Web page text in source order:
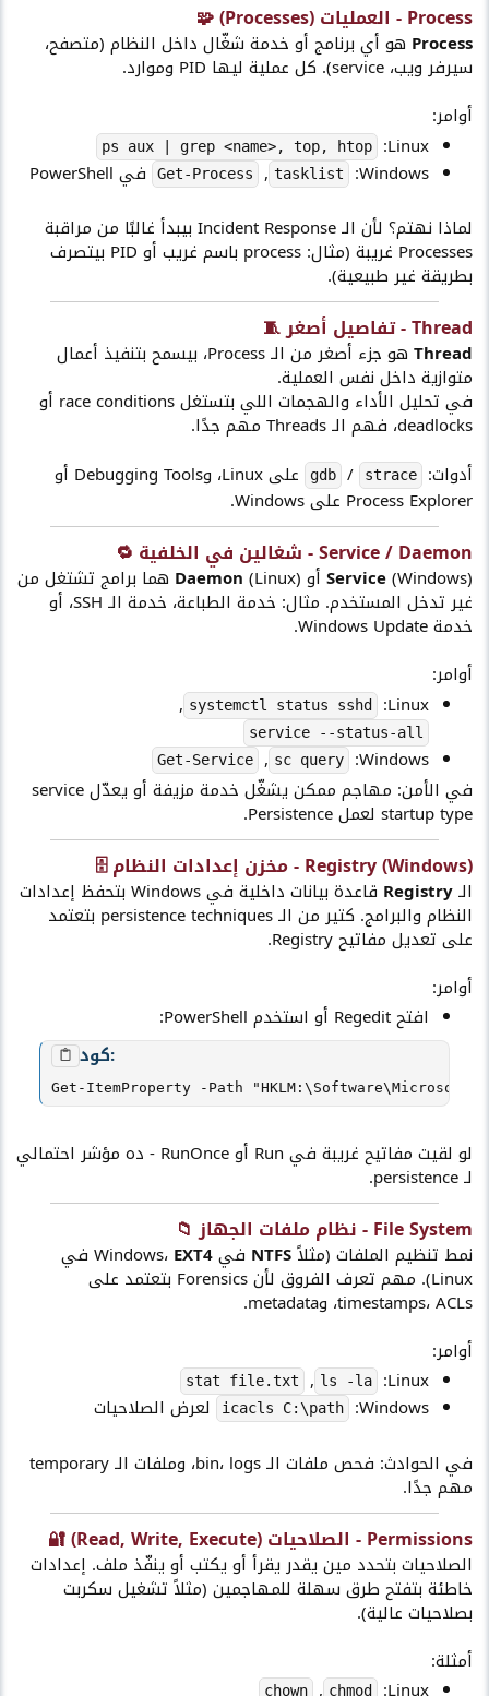
Process - العمليات (Processes) 🧩​
Process هو أي برنامج أو خدمة شغّال داخل النظام (متصفح،
سيرفر ويب، service). كل عملية ليها PID وموارد.
أوامر:
Linux:
ps aux | grep <name>, top, htop
Windows:
tasklist
,
Get-Process
في PowerShell
لماذا نهتم؟ لأن الـ Incident Response بيبدأ غالبًا من مراقبة
Processes غريبة (مثال: process باسم غريب أو PID بيتصرف
بطريقة غير طبيعية).
Thread - تفاصيل أصغر 🧵​
Thread هو جزء أصغر من الـ Process، بيسمح بتنفيذ أعمال
متوازية داخل نفس العملية.
في تحليل الأداء والهجمات اللي بتستغل race conditions أو
deadlocks، فهم الـ Threads مهم جدًا.
أدوات:
strace
/
gdb
على Linux، وDebugging Tools أو
Process Explorer على Windows.
Service / Daemon - شغالين في الخلفية 🔁​
Service(Windows) أو Daemon (Linux) هما برامج تشتغل من
غير تدخل المستخدم. مثال: خدمة الطباعة، خدمة الـ SSH، أو
خدمة Windows Update.
أوامر:
Linux:
systemctl status sshd
,
service --status-all
Windows:
sc query
,
Get-Service
في الأمن: مهاجم ممكن يشغّل خدمة مزيفة أو يعدّل service
startup type لعمل Persistence.
Registry (Windows) - مخزن إعدادات النظام 🗄️​
الـRegistry قاعدة بيانات داخلية في Windows بتحفظ إعدادات
النظام والبرامج. كتير من الـ persistence techniques بتعتمد
على تعديل مفاتيح Registry.
أوامر:
افتح Regedit أو استخدم PowerShell:
كود:
Get-ItemProperty -Path
لو لقيت مفاتيح غريبة في Run أو RunOnce - ده مؤشر احتمالي
لـ persistence.
File System - نظام ملفات الجهاز 📁​
نمط تنظيم الملفات (مثلاًNTFS في Windows،EXT4 في
Linux). مهم تعرف الفروق لأن Forensics بتعتمد على
timestamps، ACLs، وmetadata.
أوامر:
Linux:
ls -la
,
stat file.txt
Windows:
icacls C:\path
لعرض الصلاحيات
في الحوادث: فحص ملفات الـ bin، logs، وملفات الـ temporary
مهم جدًا.
Permissions - الصلاحيات (Read, Write, Execute) 🔐​
الصلاحيات بتحدد مين يقدر يقرأ أو يكتب أو ينفّذ ملف. إعدادات
خاطئة بتفتح طرق سهلة للمهاجمين (مثلاً تشغيل سكربت
بصلاحيات عالية).
أمثلة:
chmod
chown